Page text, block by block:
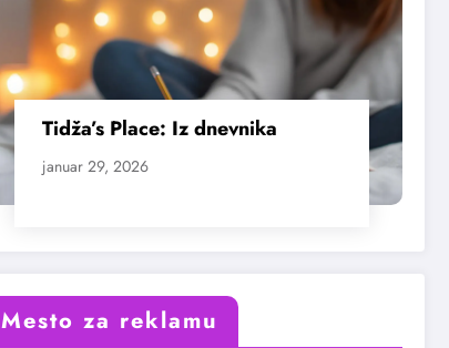
Tidža’s Place: Iz dnevnika
januar 29, 2026
Mesto za reklamu